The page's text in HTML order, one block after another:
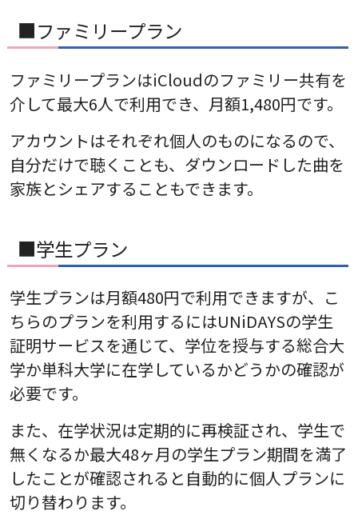
■ファミリープラン
ファミリープランはiCloudのファミリー共有を
介して最大6人で利用でき、月額1,480円です。
アカウントはそれぞれ個人のものになるので、
自分だけで聴くことも、ダウンロードした曲を
家族とシェアすることもできます。
■学生プラン
学生プランは月額480円で利用できますが、こ
ちらのプランを利用するにはUNiDAYSの学生
証明サービスを通じて、学位を授与する総合大
学か単科大学に在学しているかどうかの確認が
必要です。
また、在学状況は定期的に再検証され、学生で
無くなるか最大48ヶ月の学生プラン期間を満了
したことが確認されると自動的に個人プランに
切り替わります。